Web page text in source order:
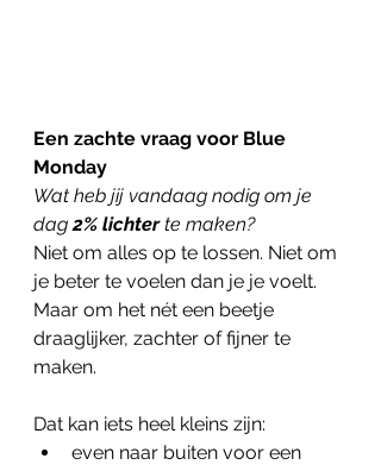
Een zachte vraag voor Blue
Monday
Wat heb jij vandaag nodig om je
dag 2% lichter te maken?
Niet om alles op te lossen. Niet om
je beter te voelen dan je je voelt.
Maar om het nét een beetje
draaglijker, zachter of fijner te
maken.
Dat kan iets heel kleins zijn:
even naar buiten voor een